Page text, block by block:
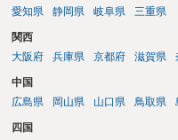
愛知県
静岡県 岐阜県 三重県
関西
大阪府
兵庫県 京都府 滋賀県
中国
広島県
岡山県 山口県 鳥取県
四国